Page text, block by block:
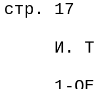
стр. 17
И.